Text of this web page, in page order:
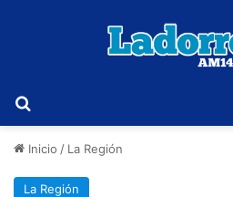
Inicio / La Región
La Región